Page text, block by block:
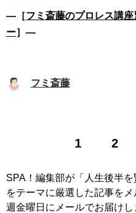
―［フミ斎藤のプロレス講
ー］―
フミ斎藤
1 2
SPA！編集部が「人生後半を
をテーマに厳選した記事を
週金曜日にメールでお届けし